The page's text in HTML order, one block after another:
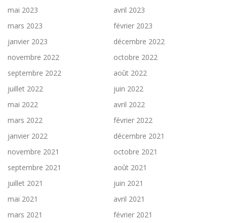
mai 2023
avril 2023
mars 2023
février 2023
janvier 2023
décembre 2022
novembre 2022
octobre 2022
septembre 2022
août 2022
juillet 2022
juin 2022
mai 2022
avril 2022
mars 2022
février 2022
janvier 2022
décembre 2021
novembre 2021
octobre 2021
septembre 2021
août 2021
juillet 2021
juin 2021
mai 2021
avril 2021
mars 2021
février 2021